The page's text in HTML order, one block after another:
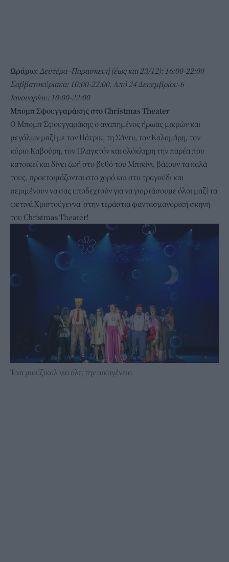
Ωράριο: Δευτέρα–Παρασκευή (έως και 23/12): 16:00-22:00
Σαββατοκύριακα: 10:00-22:00. Από 24 Δεκεμβρίου-6
Ιανουαρίου: 10:00-22:00
Μπομπ Σφουγγαράκης στο Christmas Theater
Ο Μπομπ Σφουγγαράκης ο αγαπημένος ήρωας μικρών και
μεγάλων μαζί με τον Πάτρικ, τη Σάντυ, τον Καλαμάρη, τον
κύριο Καβούρη, τον Πλαγκτόν και ολόκληρη την παρέα που
κατοικεί και δίνει ζωή στο βυθό του Μπικίνι, βάζουν τα καλά
τους, προετοιμάζονται στο χορό και στο τραγούδι και
περιμένουν να σας υποδεχτούν για να γιορτάσουμε όλοι μαζί τα
φετινά Χριστούγεννα στην τεράστια φαντασμαγορική σκηνή
του Christmas Theater!
Ένα μιούζικαλ για όλη την οικογένεια